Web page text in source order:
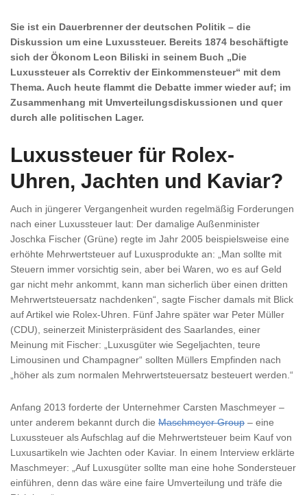
Sie ist ein Dauerbrenner der deutschen Politik – die
Diskussion um eine Luxussteuer. Bereits 1874 beschäftigte
sich der Ökonom Leon Biliski in seinem Buch „Die
Luxussteuer als Correktiv der Einkommensteuer“ mit dem
Thema. Auch heute flammt die Debatte immer wieder auf; im
Zusammenhang mit Umverteilungsdiskussionen und quer
durch alle politischen Lager.
Luxussteuer für Rolex-
Uhren, Jachten und Kaviar?
Auch in jüngerer Vergangenheit wurden regelmäßig Forderungen
nach einer Luxussteuer laut: Der damalige Außenminister
Joschka Fischer (Grüne) regte im Jahr 2005 beispielsweise eine
erhöhte Mehrwertsteuer auf Luxusprodukte an: „Man sollte mit
Steuern immer vorsichtig sein, aber bei Waren, wo es auf Geld
gar nicht mehr ankommt, kann man sicherlich über einen dritten
Mehrwertsteuersatz nachdenken“, sagte Fischer damals mit Blick
auf Artikel wie Rolex-Uhren. Fünf Jahre später war Peter Müller
(CDU), seinerzeit Ministerpräsident des Saarlandes, einer
Meinung mit Fischer: „Luxusgüter wie Segeljachten, teure
Limousinen und Champagner“ sollten Müllers Empfinden nach
„höher als zum normalen Mehrwertsteuersatz besteuert werden.“
Anfang 2013 forderte der Unternehmer Carsten Maschmeyer –
unter anderem bekannt durch die Maschmeyer Group – eine
Luxussteuer als Aufschlag auf die Mehrwertsteuer beim Kauf von
Luxusartikeln wie Jachten oder Kaviar. In einem Interview erklärte
Maschmeyer: „Auf Luxusgüter sollte man eine hohe Sondersteuer
einführen, denn das wäre eine faire Umverteilung und träfe die